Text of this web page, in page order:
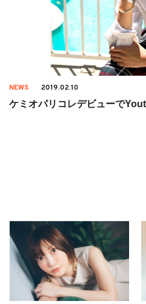
NEWS 2019.02.10
ケミオパリコレデビューで